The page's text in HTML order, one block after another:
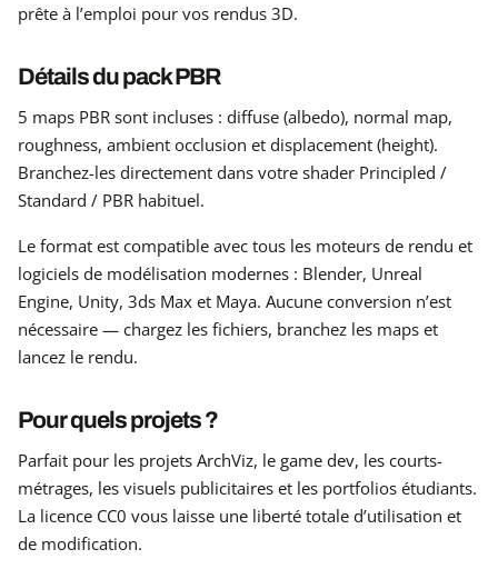
prête à l’emploi pour vos rendus 3D.
Détails du pack PBR
5 maps PBR sont incluses : diffuse (albedo), normal map,
roughness, ambient occlusion et displacement (height).
Branchez-les directement dans votre shader Principled /
Standard / PBR habituel.
Le format est compatible avec tous les moteurs de rendu et
logiciels de modélisation modernes : Blender, Unreal
Engine, Unity, 3ds Max et Maya. Aucune conversion n’est
nécessaire — chargez les fichiers, branchez les maps et
lancez le rendu.
Pour quels projets ?
Parfait pour les projets ArchViz, le game dev, les courts-
métrages, les visuels publicitaires et les portfolios étudiants.
La licence CC0 vous laisse une liberté totale d’utilisation et
de modification.